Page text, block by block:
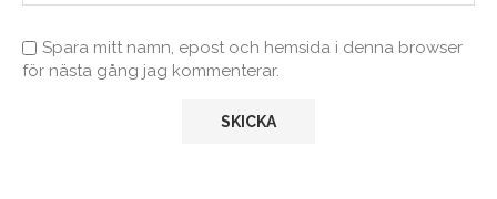
Spara mitt namn, epost och hemsida i denna browser
för nästa gång jag kommenterar.